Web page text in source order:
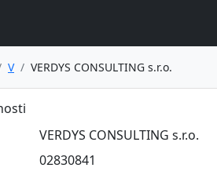
V VERDYS CONSULTING s.r.o.
VERDYS CONSULTING s.r.o.
02830841